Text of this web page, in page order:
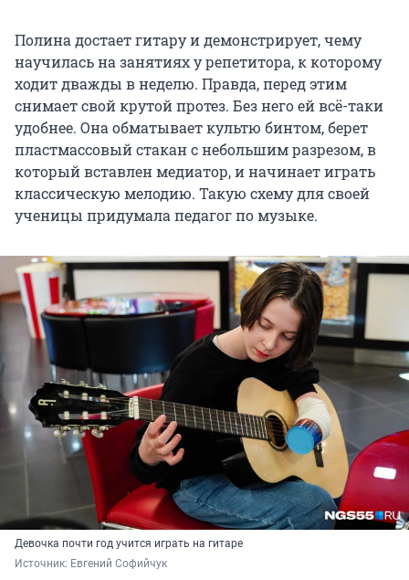
Полина достает гитару и демонстрирует, чему
научилась на занятиях у репетитора, к которому
ходит дважды в неделю. Правда, перед этим
снимает свой крутой протез. Без него ей всё-таки
удобнее. Она обматывает культю бинтом, берет
пластмассовый стакан с небольшим разрезом, в
который вставлен медиатор, и начинает играть
классическую мелодию. Такую схему для своей
ученицы придумала педагог по музыке.
Девочка почти год учится играть на гитаре
Источник: Евгений Софийчук